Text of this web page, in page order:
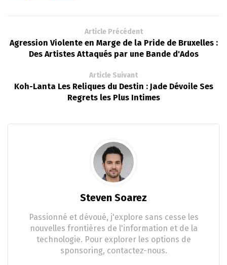
Article Précédent
Agression Violente en Marge de la Pride de Bruxelles :
Des Artistes Attaqués par une Bande d'Ados
Article Suivant
Koh-Lanta Les Reliques du Destin : Jade Dévoile Ses
Regrets les Plus Intimes
Steven Soarez
Passionné et dévoué, j'explore sans cesse les
nouvelles frontières de l'information et de la
technologie. Pour explorer les options de
sponsoring, contactez-nous.